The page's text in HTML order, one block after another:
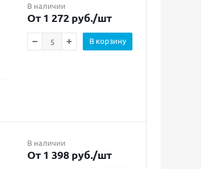
В наличии
От 1 272 руб./шт
В корзину
В наличии
От 1 398 руб./шт